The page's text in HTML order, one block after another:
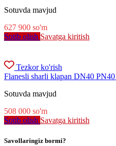
Sotuvda mavjud
627 900 so'm
Sotib olish Savatga kiritish
Tezkor ko'rish
Flanesli sharli klapan DN40
Sotuvda mavjud
508 000 so'm
Sotib olish Savatga kiritish
Savollaringiz bormi?